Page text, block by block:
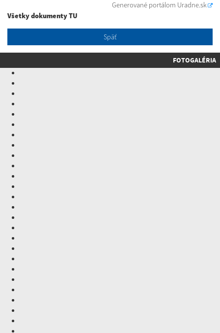
Generované portálom Uradne.sk
Všetky dokumenty TU
Späť
FOTOGALÉRIA